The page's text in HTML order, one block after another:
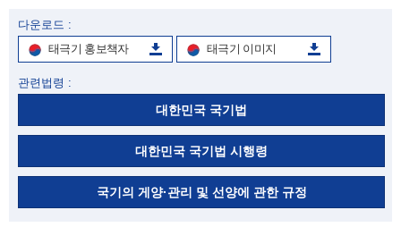
다운로드 :
태극기 홍보책자
태극기 이미지
관련법령 :
대한민국 국기법
대한민국 국기법 시행령
국기의 게양·관리 및 선양에 관한 규정